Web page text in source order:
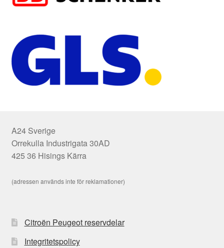
A24 Sverige
Orrekulla Industrigata 30AD
425 36 Hisings Kärra
(adressen används inte för reklamationer)
Citroën Peugeot reservdelar
Integritetspolicy